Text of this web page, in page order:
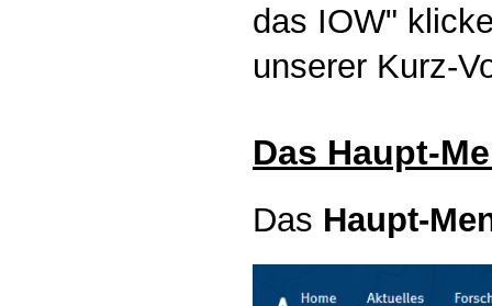
das IOW"
unserer Kurz-
Das Haupt-
Das Haupt-